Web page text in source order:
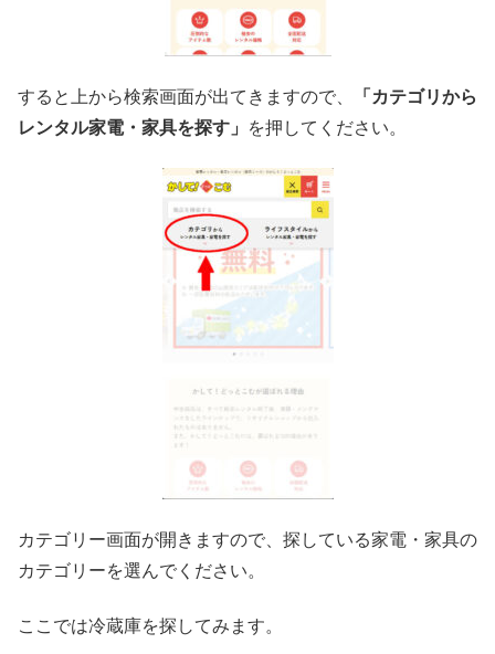
すると上から検索画面が出てきますので、
「カテゴリから
レンタル家電・家具を探す」
を押してください。
カテゴリー画面が開きますので、探している家電・家具の
カテゴリーを選んでください。
ここでは冷蔵庫を探してみます。